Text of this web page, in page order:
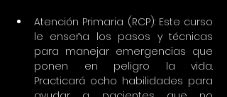
Atención Primaria (RCP): Este curso
le enseña los pasos y técnicas
para manejar emergencias que
ponen en peligro la vida.
Practicará ocho habilidades para